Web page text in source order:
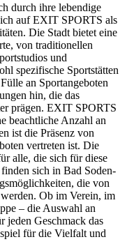
durch ihre lebendige
auf EXIT SPORTS als
Die Stadt bietet eine
von traditionellen
und
spezifische Sportstätten
an Sportangeboten
hin, die das
prägen. EXIT SPORTS
beachtliche Anzahl an
ist die Präsenz von
vertreten ist. Die
alle, die sich für diese
sich in Bad Soden-
die von
Ob im Verein, im
– die Auswahl an
jeden Geschmack das
für die Vielfalt und